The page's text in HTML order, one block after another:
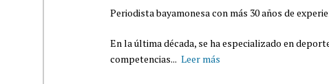
Periodista bayamonesa con más 30 años de
En la última década, se ha especializado en
competencias... Leer más